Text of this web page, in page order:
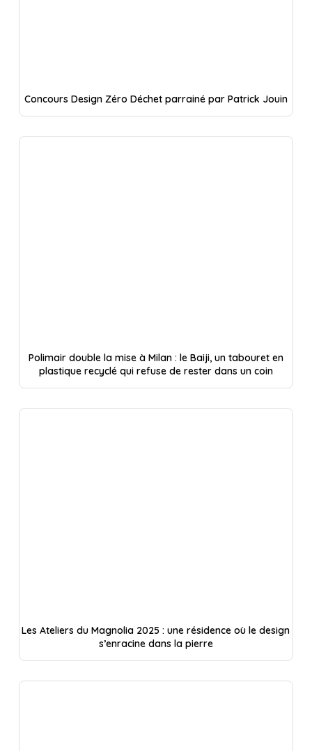
Concours Design Zéro Déchet parrainé par Patrick Jouin
Polimair double la mise à Milan : le Baiji, un tabouret en
plastique recyclé qui refuse de rester dans un coin
Les Ateliers du Magnolia 2025 : une résidence où le design
s’enracine dans la pierre